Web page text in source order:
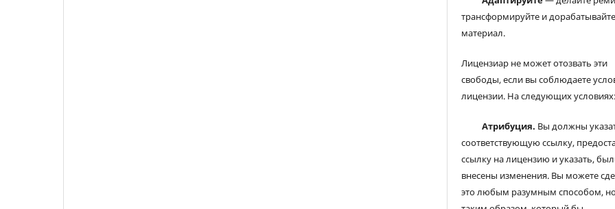
трансформируйте и дорабатывайте
материал.
Лицензиар не может отозвать эти
свободы, если вы соблюдаете
лицензии. На следующих условиях:
Атрибуция. Вы должны
соответствующую ссылку,
ссылку на лицензию и указать,
внесены изменения. Вы можете
это любым разумным способом,